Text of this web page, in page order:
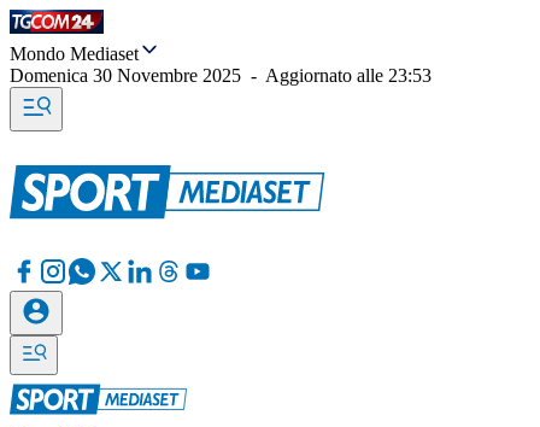
Mondo Mediaset
Domenica 30 Novembre 2025 - Aggiornato alle 23:53